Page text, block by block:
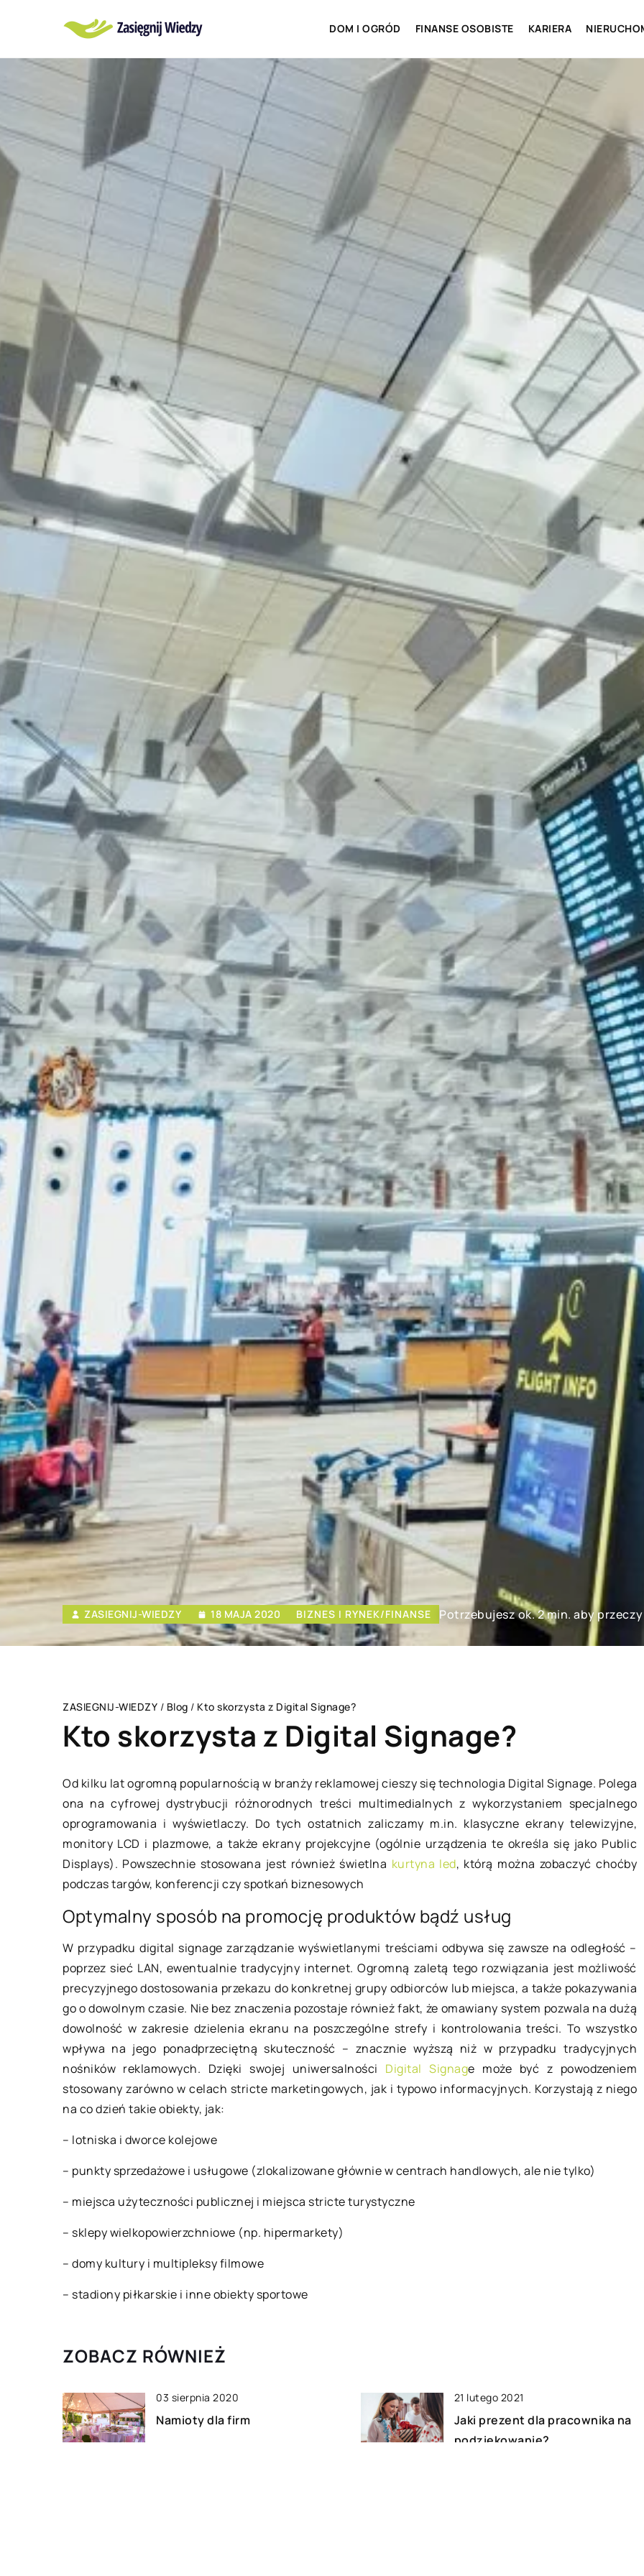
DOM I OGRÓD FINANSE OSOBISTE KARIERA
ZASIEGNIJ-WIEDZY 18 MAJA 2020 BIZNES I RYNEK/FINANSE Potrzebujesz ok. 2 min. aby
ZASIEGNIJ-WIEDZY / Blog / Kto skorzysta z Digital Signage?
Kto skorzysta z Digital Signage?
Od kilku lat ogromną popularnością w branży reklamowej cieszy się technologia Digital Signage. Polega
ona na cyfrowej dystrybucji różnorodnych treści multimedialnych z wykorzystaniem specjalnego
oprogramowania i wyświetlaczy. Do tych ostatnich zaliczamy m.in. klasyczne ekrany telewizyjne,
monitory LCD i plazmowe, a także ekrany projekcyjne (ogólnie urządzenia te określa się jako Public
Displays). Powszechnie stosowana jest również świetlna kurtyna led, którą można zobaczyć choćby
podczas targów, konferencji czy spotkań biznesowych
Optymalny sposób na promocję produktów bądź usług
W przypadku digital signage zarządzanie wyświetlanymi treściami odbywa się zawsze na odległość –
poprzez sieć LAN, ewentualnie tradycyjny internet. Ogromną zaletą tego rozwiązania jest możliwość
precyzyjnego dostosowania przekazu do konkretnej grupy odbiorców lub miejsca, a także pokazywania
go o dowolnym czasie. Nie bez znaczenia pozostaje również fakt, że omawiany system pozwala na dużą
dowolność w zakresie dzielenia ekranu na poszczególne strefy i kontrolowania treści. To wszystko
wpływa na jego ponadprzeciętną skuteczność – znacznie wyższą niż w przypadku tradycyjnych
nośników reklamowych. Dzięki swojej uniwersalności Digital Signage może być z powodzeniem
stosowany zarówno w celach stricte marketingowych, jak i typowo informacyjnych. Korzystają z niego
na co dzień takie obiekty, jak:
– lotniska i dworce kolejowe
– punkty sprzedażowe i usługowe (zlokalizowane głównie w centrach handlowych, ale nie tylko)
– miejsca użyteczności publicznej i miejsca stricte turystyczne
– sklepy wielkopowierzchniowe (np. hipermarkety)
– domy kultury i multipleksy filmowe
– stadiony piłkarskie i inne obiekty sportowe
ZOBACZ RÓWNIEŻ
03 sierpnia 2020
Namioty dla firm
21 lutego 2021
Jaki prezent dla pracownika na
podziękowanie?
SPOSÓB ŻYCIA I STYL
26 marca 2021
Alkohole, która sprawdzą się na
każdej imprezie
Organizujesz wesele, parapetówkę ,
a może grilla w ogrodzie? Bez
względu na okazję i rozmiar imprezy,
SPOSÓB ŻYCIA I STYL
14 listopada 2021
Co należy wiedzieć o adopcji psa
ze schroniska?
Adopcja czworonoga to krok, który
powinniśmy bardzo dobrze
przemyśleć. Psiaki przebywające w